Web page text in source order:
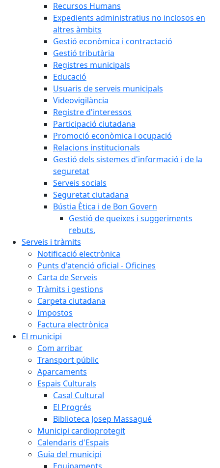
Recursos Humans
Expedients administratius no inclosos en
altres àmbits
Gestió econòmica i contractació
Gestió tributària
Registres municipals
Educació
Usuaris de serveis municipals
Videovigilància
Registre d'interessos
Participació ciutadana
Promoció econòmica i ocupació
Relacions institucionals
Gestió dels sistemes d'informació i de la
seguretat
Serveis socials
Seguretat ciutadana
Bústia Ètica i de Bon Govern
Gestió de queixes i suggeriments
rebuts.
Serveis i tràmits
Notificació electrònica
Punts d'atenció oficial - Oficines
Carta de Serveis
Tràmits i gestions
Carpeta ciutadana
Impostos
Factura electrònica
El municipi
Com arribar
Transport públic
Aparcaments
Espais Culturals
Casal Cultural
El Progrés
Biblioteca Josep Massagué
Municipi cardioprotegit
Calendaris d'Espais
Guia del municipi